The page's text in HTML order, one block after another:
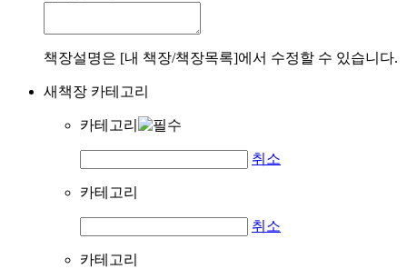
책장설명은 [내 책장/책장목록]에서 수정할 수 있습니다.
새책장 카테고리
카테고리
취소
카테고리
취소
카테고리